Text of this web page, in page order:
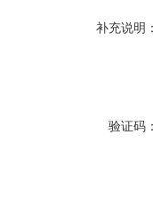
补充说明
验证码